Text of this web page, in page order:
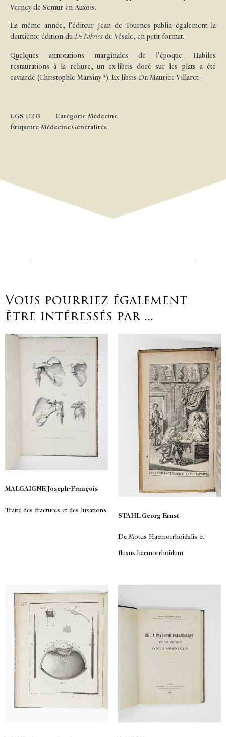
Verney de Semur en Auxois.
La même année, l’éditeur Jean de Tournes publia également la
deuxième édition du De Fabrica de Vésale, en petit format.
Quelques annotations marginales de l’époque. Habiles
restaurations à la reliure, un ex-libris doré sur les plats a été
caviardé (Christophle Marsiny ?). Ex-libris Dr. Maurice Villaret.
UGS 11239 Catégorie Médecine
Étiquette Médecine Généralités
Vous pourriez également
être intéressés par ...
MALGAIGNE Joseph-François
Traité des fractures et des luxations.
STAHL Georg Ernst
De Motus Haemorrhoidalis et
fluxus haemorrhoidum.